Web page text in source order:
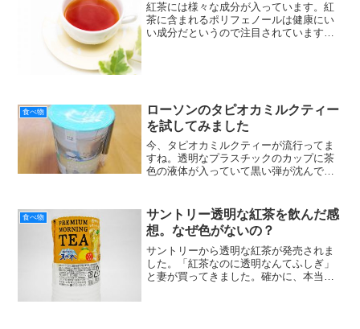
紅茶には様々な成分が入っています。紅
茶に含まれるポリフェノールは健康にい
い成分だというので注目されています。
食べ物
ローソンのタピオカミルクティー
を試してみました
今、タピオカミルクティーが流行ってま
すね。透明なプラスチックのカップに茶
色の液体が入っていて黒い弾が沈んで
タピオカティーがブームです。ある世代
以上だと、10年か20年前...
食べ物
サントリー透明な紅茶を飲んだ感
想。なぜ色がないの？
サントリーから透明な紅茶が発売されま
した。「紅茶なのに透明なんてふしぎ」
と妻が買ってきました。確かに、本当に